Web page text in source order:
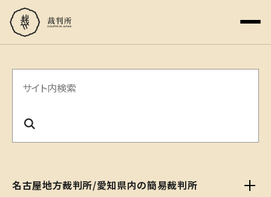
サ
内
名古屋地方裁判所/愛知県内の簡易裁判所